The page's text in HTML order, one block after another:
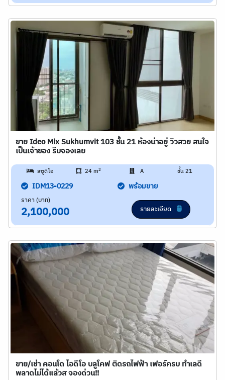
ขาย Ideo Mix Sukhumvit 103 ชั้น 21 ห้องน่าอยู่ วิวสวย สนใจ
เป็นเจ้าของ รีบจองเลย
สตูดิโอ 24 m2 A ชั้น 21
IDM13-0229 พร้อมขาย
ราคา (บาท)
2,100,000 รายละเอียด
ขาย/เช่า คอนโด ไอดีโอ บลูโคฟ ติดรถไฟฟ้า เฟอร์ครบ ทำเลดี
พลาดไม่ได้แล้วส จองด่วน!!